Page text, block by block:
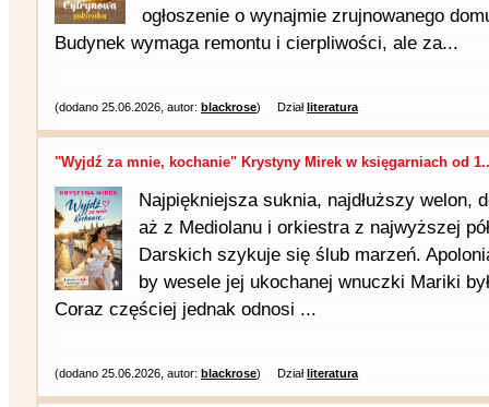
ogłoszenie o wynajmie zrujnowanego
Budynek wymaga remontu i cierpliwości, ale za...
(dodano 25.06.2026, autor: blackrose) Działliteratura
"Wyjdź za mnie, kochanie" Krystyny Mirek w księgarniach od
Najpiękniejsza suknia, najdłuższy welon,
aż z Mediolanu i orkiestra z najwyższej
Darskich szykuje się ślub marzeń.
by wesele jej ukochanej wnuczki Mariki
Coraz częściej jednak odnosi ...
(dodano 25.06.2026, autor: blackrose) Działliteratura